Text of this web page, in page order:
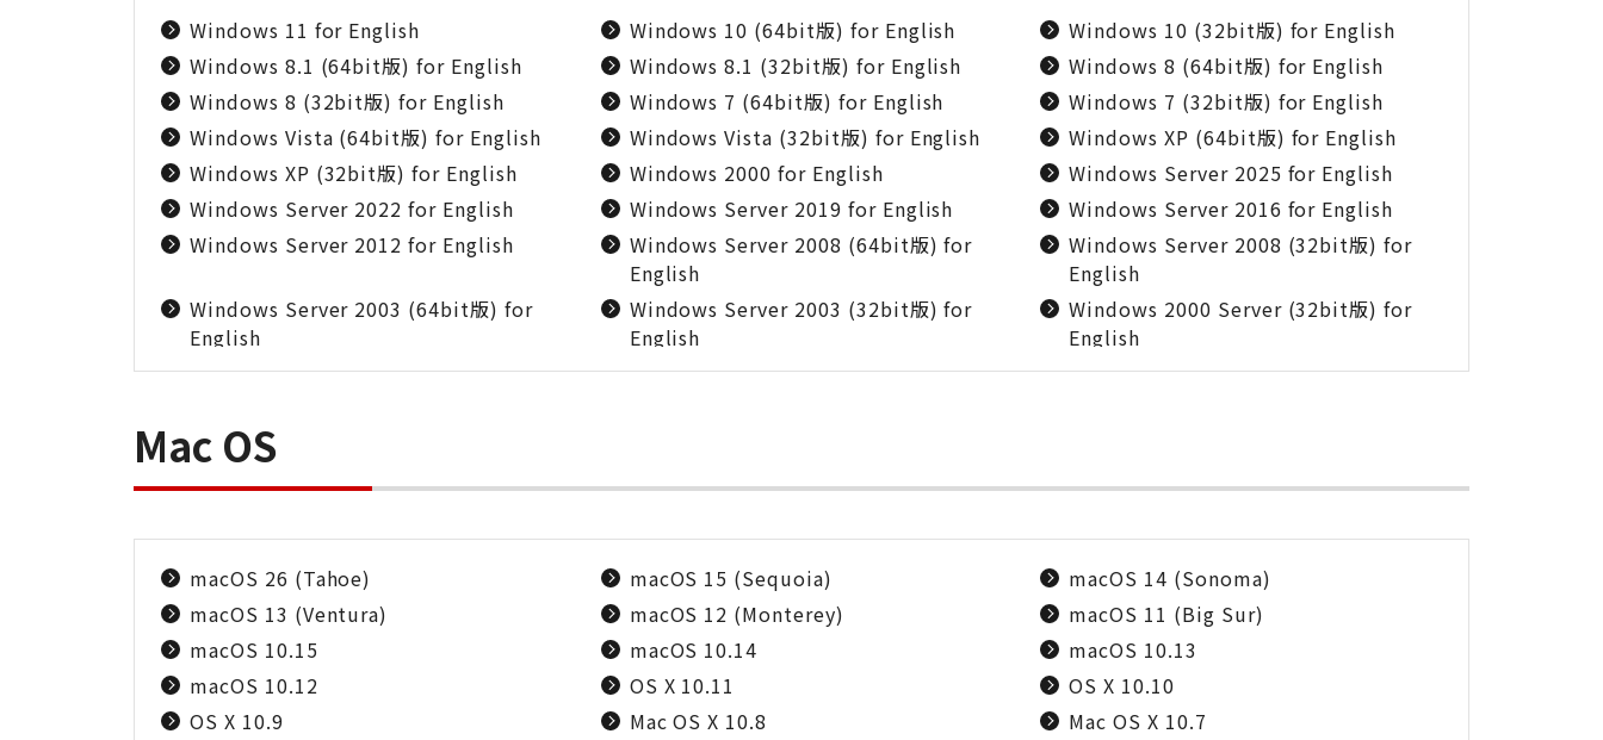
Windows 11 for English Windows 10 (64bit版) for English
Windows 10 (32bit版) for English
Windows 8.1 (64bit版) for English
Windows 8.1 (32bit版) for English
Windows 8 (64bit版) for English
Windows 8 (32bit版) for English
Windows 7 (64bit版) for English
Windows 7 (32bit版) for English
Windows Vista (64bit版) for English
Windows Vista (32bit版) for English
Windows XP (64bit版) for English
Windows XP (32bit版) for English
Windows 2000 for English
Windows Server 2025 for English
Windows Server 2022 for English
Windows Server 2019 for English
Windows Server 2016 for English
Windows Server 2012 for English
Windows Server 2008 (64bit版) for
English
Windows Server 2008 (32bit版) for
English
Windows Server 2003 (64bit版) for
English
Windows Server 2003 (32bit版) for
English
Windows 2000 Server (32bit版) for
English
Mac OS
macOS 26 (Tahoe) macOS 15 (Sequoia)
macOS 14 (Sonoma)
macOS 13 (Ventura)
macOS 12 (Monterey)
macOS 11 (Big Sur)
macOS 10.15
macOS 10.14
macOS 10.13
macOS 10.12
OS X 10.11
OS X 10.10
OS X 10.9
Mac OS X 10.8
Mac OS X 10.7